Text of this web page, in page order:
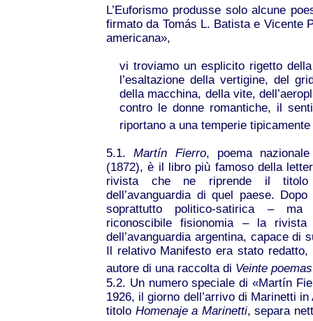
L’Euforismo produsse solo alcune
firmato da Tomás L. Batista e Vicente
americana»,
vi troviamo un esplicito rigetto
l’esaltazione della vertigine, del
della macchina, della vite,
contro le donne romantiche, il
riportano a una temperie
5.1.Martín Fierro, poema nazionale
(1872), è il libro più famoso della
rivista che ne riprende il titolo
dell’avanguardia di quel paese.
soprattutto politico-satirica –
riconoscibile fisionomia – la rivista
dell’avanguardia argentina, capace di
Il relativo Manifesto era stato
autore di una raccolta di Veinte
5.2. Un numero speciale di «Martín
1926, il giorno dell’arrivo di Marinetti
titolo Homenaje a Marinetti, separa